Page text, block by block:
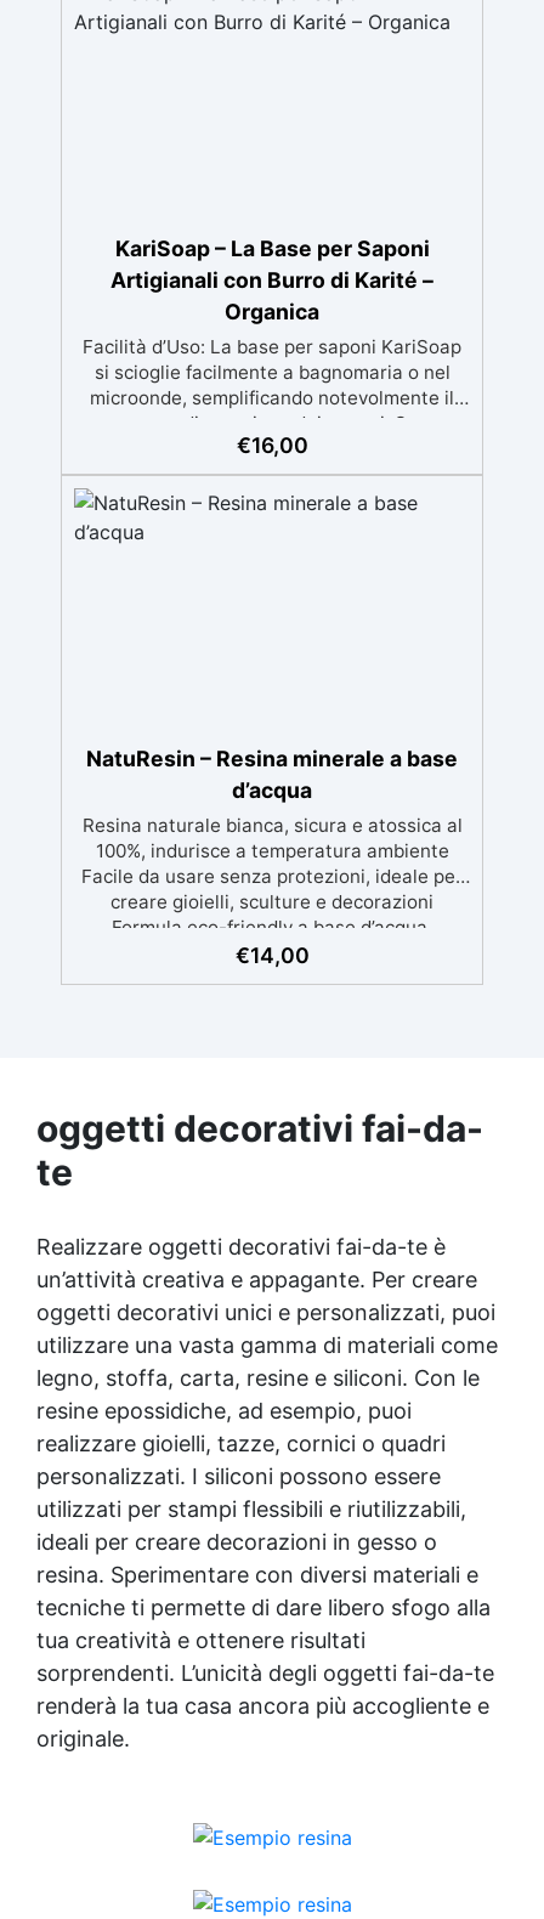
Non lascia superfici appiccicose, risultato
pulito e sicuro
KariSoap – La Base per Saponi
Artigianali con Burro di Karité –
Organica
Facilità d’Uso: La base per saponi KariSoap
si scioglie facilmente a bagnomaria o nel
microonde, semplificando notevolmente il
processo di creazione dei saponi. Super
Sicuro: Realizzata con ingredienti naturali e
sicuri, KariSoap è un prodotto organico che
garantisce un sapone delicato sulla pelle e
privo di sostanze nocive. Benefici del Burro
di Karité: Ricca di burro di karité, nota per le
può essere facilmente colorata con i
coloranti ColorSoap, permettendoti di creare
saponi dal design unico e personalizzato.
€16,00
NatuResin – Resina minerale a base
d’acqua
Resina naturale bianca, sicura e atossica al
100%, indurisce a temperatura ambiente
Facile da usare senza protezioni, ideale per
creare gioielli, sculture e decorazioni
Formula eco-friendly a base d’acqua,
alternativa sicura alle resine tradizionali
€14,00
oggetti decorativi fai-da-
te
Realizzare oggetti decorativi fai-da-te è
un’attività creativa e appagante. Per creare
oggetti decorativi unici e personalizzati, puoi
utilizzare una vasta gamma di materiali come
legno, stoffa, carta, resine e siliconi. Con le
resine epossidiche, ad esempio, puoi
realizzare gioielli, tazze, cornici o quadri
personalizzati. I siliconi possono essere
utilizzati per stampi flessibili e riutilizzabili,
ideali per creare decorazioni in gesso o
resina. Sperimentare con diversi materiali e
tecniche ti permette di dare libero sfogo alla
tua creatività e ottenere risultati
sorprendenti. L’unicità degli oggetti fai-da-te
renderà la tua casa ancora più accogliente e
originale.